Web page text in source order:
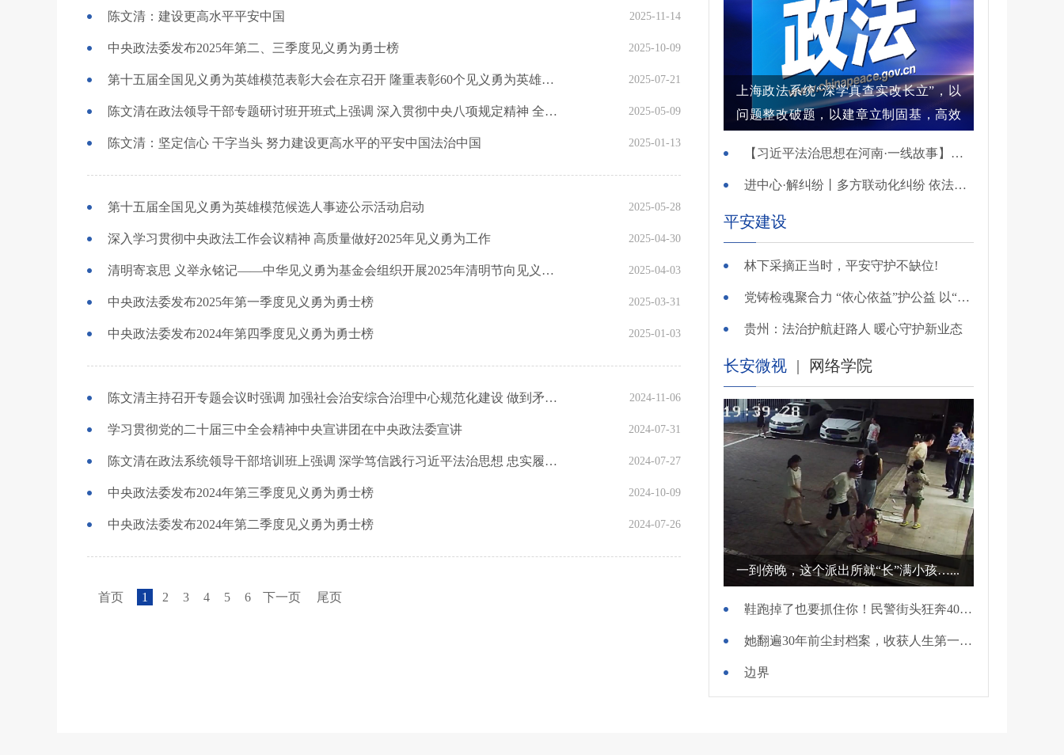
陈文清：建设更高水平平安中国 2025-11-14
中央政法委发布2025年第二、三季度见义勇为勇士榜 2025-10-09
第十五届全国见义勇为英雄模范表彰大会在京召开 隆重表彰60个见义勇为英雄模范个人和群体 2025-07-21
陈文清在政法领导干部专题研讨班开班式上强调 深入贯彻中央八项规定精神 全面履职 勇于担当 2025-05-09
陈文清：坚定信心 干字当头 努力建设更高水平的平安中国法治中国 2025-01-13
第十五届全国见义勇为英雄模范候选人事迹公示活动启动 2025-05-28
深入学习贯彻中央政法工作会议精神 高质量做好2025年见义勇为工作 2025-04-30
清明寄哀思 义举永铭记——中华见义勇为基金会组织开展2025年清明节向见义勇为英烈和牺牲人员致敬活动 2025-04-03
中央政法委发布2025年第一季度见义勇为勇士榜 2025-03-31
中央政法委发布2024年第四季度见义勇为勇士榜 2025-01-03
陈文清主持召开专题会议时强调 加强社会治安综合治理中心规范化建设 做到矛盾纠纷化解“最多跑一地” 2024-11-06
学习贯彻党的二十届三中全会精神中央宣讲团在中央政法委宣讲 2024-07-31
陈文清在政法系统领导干部培训班上强调 深学笃信践行习近平法治思想 忠实履行党和人民赋予的职责使命 2024-07-27
中央政法委发布2024年第三季度见义勇为勇士榜 2024-10-09
中央政法委发布2024年第二季度见义勇为勇士榜 2024-07-26
首页 1 2 3 4 5 6 下一页 尾页
上海政法系统“深学真查实改长立”，以
问题整改破题，以建章立制固基，高效
【习近平法治思想在河南·一线故事】河南省新乡市红旗区：高能效治理的“洪门密码”
进中心·解纠纷丨多方联动化纠纷 依法调解护农耕
平安建设
林下采摘正当时，平安守护不缺位!
党铸检魂聚合力 “依心依益”护公益 以“四融”路径引领多元共治
贵州：法治护航赶路人 暖心守护新业态
长安微视 | 网络学院
一到傍晚，这个派出所就“长”满小孩…...
鞋跑掉了也要抓住你！民警街头狂奔400米擒贼
她翻遍30年前尘封档案，收获人生第一面锦旗
边界